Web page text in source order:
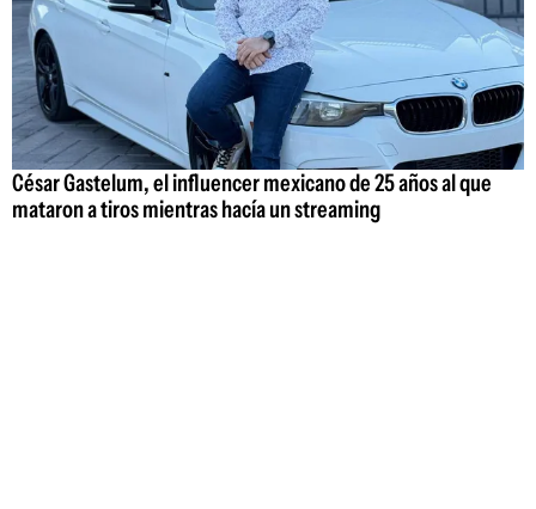
César Gastelum, el influencer mexicano de 25 años al que
mataron a tiros mientras hacía un streaming